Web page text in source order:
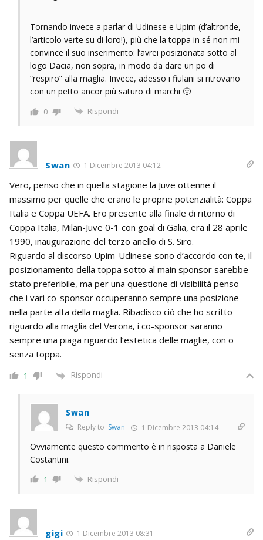
Tornando invece a parlar di Udinese e Upim (d’altronde,
l’articolo verte su di loro!), più che la toppa in sé non mi
convince il suo inserimento: l’avrei posizionata sotto al
logo Dacia, non sopra, in modo da dare un po di
“respiro” alla maglia. Invece, adesso i fiulani si ritrovano
con un petto ancor più saturo di marchi 🙁
0 Rispondi
Swan 1 Dicembre 2013 04:12
Vero, penso che in quella stagione la Juve ottenne il
massimo per quelle che erano le proprie potenzialità: Coppa
Italia e Coppa UEFA. Ero presente alla finale di ritorno di
Coppa Italia, Milan-Juve 0-1 con goal di Galia, era il 28 aprile
1990, inaugurazione del terzo anello di S. Siro.
Riguardo al discorso Upim-Udinese sono d’accordo con te, il
posizionamento della toppa sotto al main sponsor sarebbe
stato preferibile, ma per una questione di visibilità penso
che i vari co-sponsor occuperanno sempre una posizione
nella parte alta della maglia. Ribadisco ciò che ho scritto
riguardo alla maglia del Verona, i co-sponsor saranno
sempre una piaga riguardo l’estetica delle maglie, con o
senza toppa.
1 Rispondi
Swan
Reply to Swan 1 Dicembre 2013 04:14
Ovviamente questo commento è in risposta a Daniele
Costantini.
1 Rispondi
gigi 1 Dicembre 2013 08:31